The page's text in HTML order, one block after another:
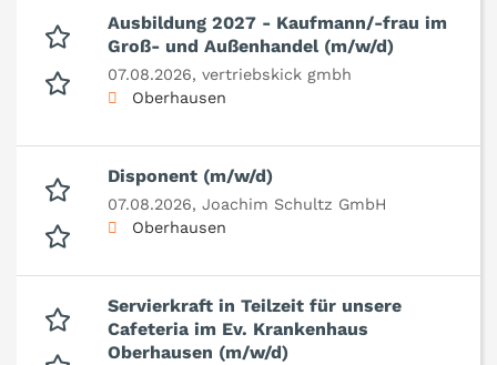
Ausbildung 2027 - Kaufmann/-frau im
Groß- und Außenhandel (m/w/d)
07.08.2026, vertriebskick gmbh
Oberhausen
Disponent (m/w/d)
07.08.2026, Joachim Schultz GmbH
Oberhausen
Servierkraft in Teilzeit für unsere
Cafeteria im Ev. Krankenhaus
Oberhausen (m/w/d)